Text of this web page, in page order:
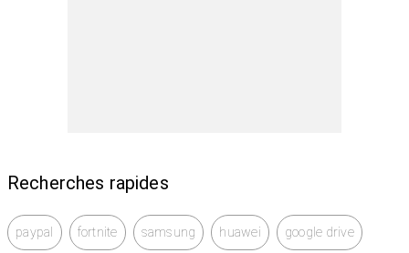
Recherches rapides
paypal fortnite samsung huawei google drive